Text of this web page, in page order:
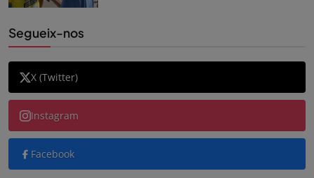
Segueix-nos
X (Twitter)
Instagram
Facebook